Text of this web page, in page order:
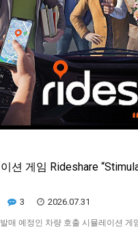
션 게임 Rideshare
3 2026.07.31
매 예정인 차량 호출 시뮬레이션 게